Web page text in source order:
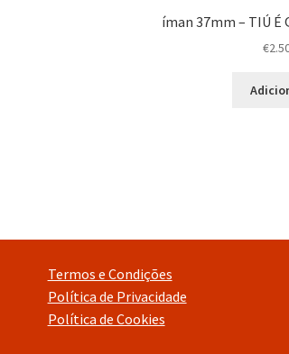
íman 37mm – TIÚ É
€
Termos e Condições
Política de Privacidade
Política de Cookies